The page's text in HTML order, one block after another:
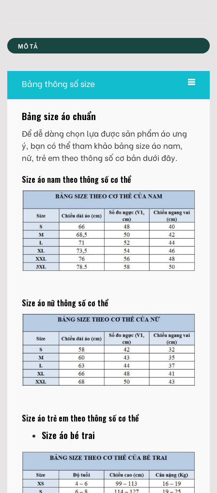
MÔ TẢ
Bảng thông số size
Bảng size áo chuẩn
Để dễ dàng chọn lựa được sản phẩm áo ưng
ý, bạn có thể tham khảo bảng size áo nam,
nữ, trẻ em theo thông số cơ bản dưới đây.
Size áo nam theo thông số cơ thể
Size áo nữ thông số cơ thể
Size áo trẻ em theo thông số cơ thể
Size áo bé trai